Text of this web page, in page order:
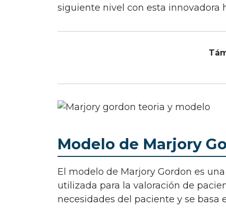
siguiente nivel con esta innovadora
Modelo de Marjory
El modelo de Marjory Gordon es una herramienta de enfermería ampliamente
utilizada para la valoración de
necesidades del paciente y se basa